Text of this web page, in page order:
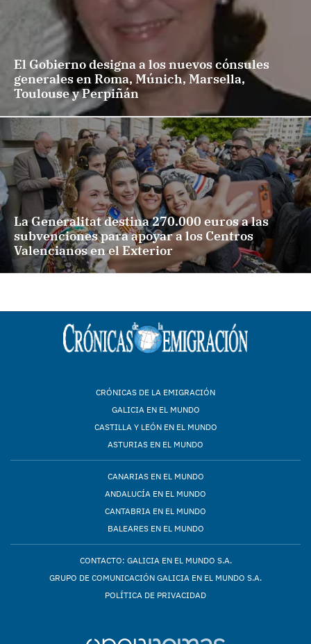
El Gobierno designa a los nuevos cónsules
generales en Roma, Múnich, Marsella,
Toulouse y Perpiñán
La Generalitat destina 270.000 euros a las
subvenciones para apoyar a los Centros
Valencianos en el Exterior
CRÓNICAS DE LA EMIGRACIÓN
GALICIA EN EL MUNDO
CASTILLA Y LEÓN EN EL MUNDO
ASTURIAS EN EL MUNDO
CANARIAS EN EL MUNDO
ANDALUCÍA EN EL MUNDO
CANTABRIA EN EL MUNDO
BALEARES EN EL MUNDO
CONTACTO: GALICIA EN EL MUNDO S.A.
GRUPO DE COMUNICACIÓN GALICIA EN EL MUNDO S.A.
POLÍTICA DE PRIVACIDAD